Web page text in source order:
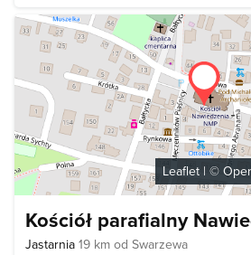
Leaflet | ©
Kościół parafialny
Jastarnia 19 km od Swarzewa